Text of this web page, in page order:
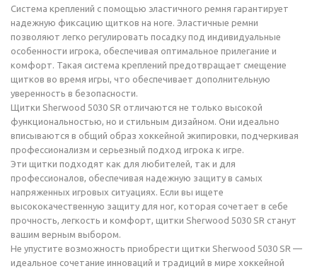
Система креплений с помощью эластичного ремня гарантирует
надежную фиксацию щитков на ноге. Эластичные ремни
позволяют легко регулировать посадку под индивидуальные
особенности игрока, обеспечивая оптимальное прилегание и
комфорт. Такая система креплений предотвращает смещение
щитков во время игры, что обеспечивает дополнительную
уверенность в безопасности.
Щитки Sherwood 5030 SR отличаются не только высокой
функциональностью, но и стильным дизайном. Они идеально
вписываются в общий образ хоккейной экипировки, подчеркивая
профессионализм и серьезный подход игрока к игре.
Эти щитки подходят как для любителей, так и для
профессионалов, обеспечивая надежную защиту в самых
напряженных игровых ситуациях. Если вы ищете
высококачественную защиту для ног, которая сочетает в себе
прочность, легкость и комфорт, щитки Sherwood 5030 SR станут
вашим верным выбором.
Не упустите возможность приобрести щитки Sherwood 5030 SR —
идеальное сочетание инноваций и традиций в мире хоккейной